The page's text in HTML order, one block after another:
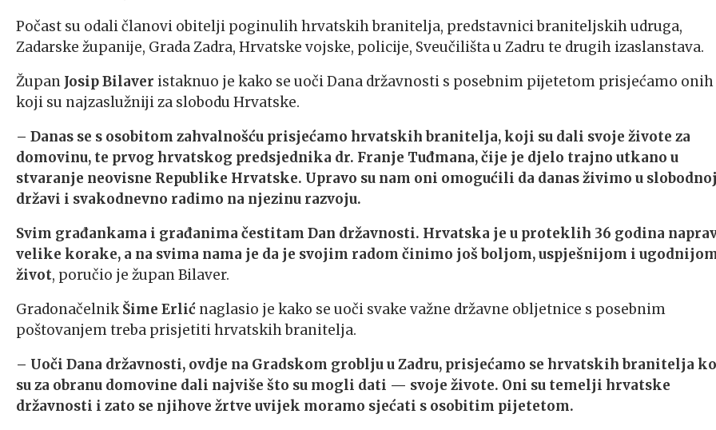
Počast su odali članovi obitelji poginulih hrvatskih branitelja, predstavnici braniteljskih udruga,
Zadarske županije, Grada Zadra, Hrvatske vojske, policije, Sveučilišta u Zadru te drugih izaslanstava.
Župan Josip Bilaver istaknuo je kako se uoči Dana državnosti s posebnim pijetetom prisjećamo onih
koji su najzaslužniji za slobodu Hrvatske.
– Danas se s osobitom zahvalnošću prisjećamo hrvatskih branitelja, koji su dali svoje živote za
domovinu, te prvog hrvatskog predsjednika dr. Franje Tuđmana, čije je djelo trajno utkano u
stvaranje neovisne Republike Hrvatske. Upravo su nam oni omogućili da danas živimo u
državi i svakodnevno radimo na njezinu razvoju.
Svim građankama i građanima čestitam Dan državnosti. Hrvatska je u proteklih 36 godina
velike korake, a na svima nama je da je svojim radom činimo još boljom, uspješnijom i
život, poručio je župan Bilaver.
GradonačelnikŠime Erlić naglasio je kako se uoči svake važne državne obljetnice s posebnim
poštovanjem treba prisjetiti hrvatskih branitelja.
– Uoči Dana državnosti, ovdje na Gradskom groblju u Zadru, prisjećamo se hrvatskih branitelja
su za obranu domovine dali najviše što su mogli dati — svoje živote. Oni su temelji hrvatske
državnosti i zato se njihove žrtve uvijek moramo sjećati s osobitim pijetetom.